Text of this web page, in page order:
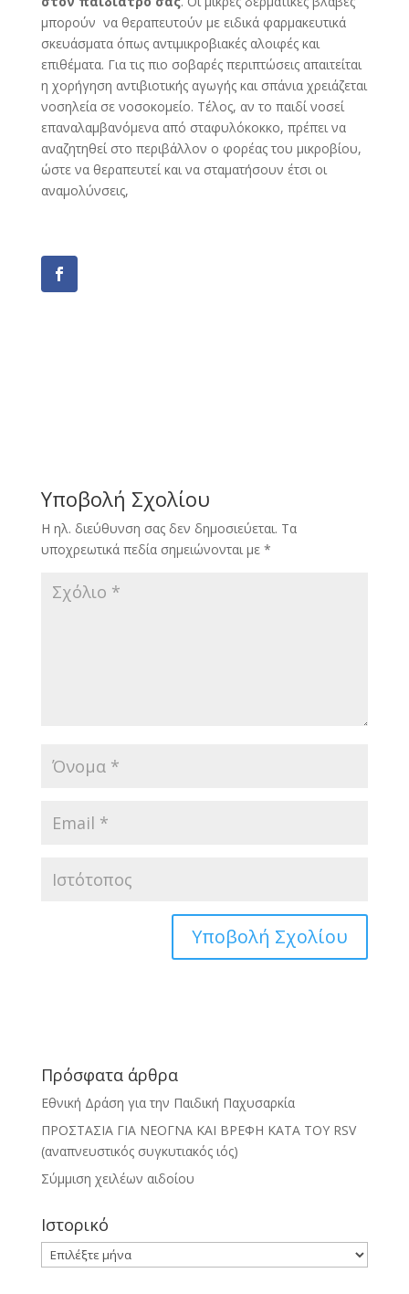
μπορούν να θεραπευτούν με ειδικά φαρμακευτικά
σκευάσματα όπως αντιμικροβιακές αλοιφές και
επιθέματα. Για τις πιο σοβαρές περιπτώσεις απαιτείται
η χορήγηση αντιβιοτικής αγωγής και σπάνια χρειάζεται
νοσηλεία σε νοσοκομείο. Τέλος, αν το παιδί νοσεί
επαναλαμβανόμενα από σταφυλόκοκκο, πρέπει να
αναζητηθεί στο περιβάλλον ο φορέας του μικροβίου,
ώστε να θεραπευτεί και να σταματήσουν έτσι οι
αναμολύνσεις,
Υποβολή Σχολίου
Η ηλ. διεύθυνση σας δεν δημοσιεύεται. Τα
υποχρεωτικά πεδία σημειώνονται με *
Πρόσφατα άρθρα
Εθνική Δράση για την Παιδική Παχυσαρκία
ΠΡΟΣΤΑΣΙΑ ΓΙΑ ΝΕΟΓΝΑ ΚΑΙ ΒΡΕΦΗ ΚΑΤΑ ΤΟΥ RSV
(αναπνευστικός συγκυτιακός ιός)
Σύμμιση χειλέων αιδοίου
Ιστορικό
Ιστορικό